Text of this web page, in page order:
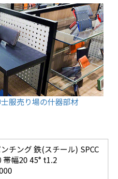
服売り場の什器部材
チング 鉄(スチール) SPCC
幅20 45° t1.2